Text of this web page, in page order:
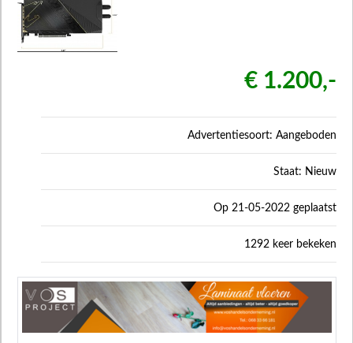
€ 1.200,-
Advertentiesoort: Aangeboden
Staat: Nieuw
Op 21-05-2022 geplaatst
1292 keer bekeken